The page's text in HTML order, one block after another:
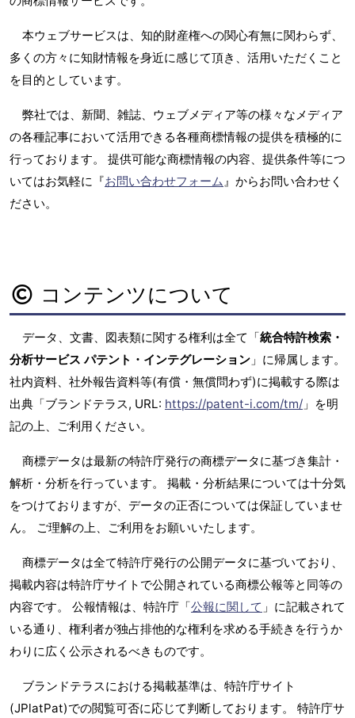
本ウェブサービスは、知的財産権への関心有無に関わらず、
多くの方々に知財情報を身近に感じて頂き、活用いただくこと
を目的としています。
弊社では、新聞、雑誌、ウェブメディア等の様々なメディア
の各種記事において活用できる各種商標情報の提供を積極的に
行っております。 提供可能な商標情報の内容、提供条件等につ
いてはお気軽に『お問い合わせフォーム』からお問い合わせく
ださい。
コンテンツについて
データ、文書、図表類に関する権利は全て「統合特許検索・
分析サービス パテント・インテグレーション 」に帰属します。
社内資料、社外報告資料等(有償・無償問わず)に掲載する際は
出典「ブランドテラス, URL: https://patent-i.com/tm/ 」を明
記の上、ご利用ください。
商標データは最新の特許庁発行の商標データに基づき集計・
解析・分析を行っています。 掲載・分析結果については十分気
をつけておりますが、データの正否については保証していませ
ん。 ご理解の上、ご利用をお願いいたします。
商標データは全て特許庁発行の公開データに基づいており、
掲載内容は特許庁サイトで公開されている商標公報等と同等の
内容です。 公報情報は、特許庁「公報に関して 」に記載されて
いる通り、権利者が独占排他的な権利を求める手続きを行うか
わりに広く公示されるべきものです。
ブランドテラスにおける掲載基準は、特許庁サイト
(JPlatPat)での閲覧可否に応じて判断しております。 特許庁サ